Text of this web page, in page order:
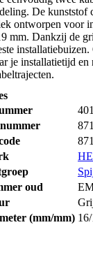
De kunststof
ontworpen voor
mm. Dankzij de
je installatietijd en
oud
(mm/mm)